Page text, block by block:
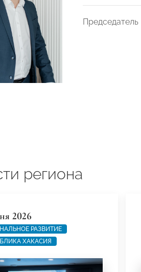
Председатель
региона
2026
РАЗВИТИЕ
ХАКАСИЯ